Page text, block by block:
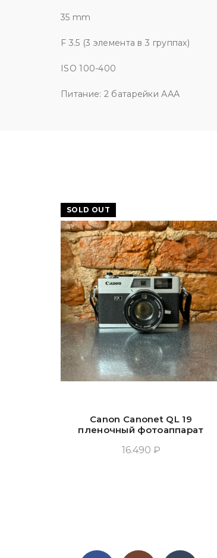
35 mm
F 3.5 (3 элемента в 3 группах)
ISO 100-400
Питание: 2 батарейки ААА
SOLD OUT
Canon Canonet QL 19
пленочный фотоаппарат
16.490 ₽